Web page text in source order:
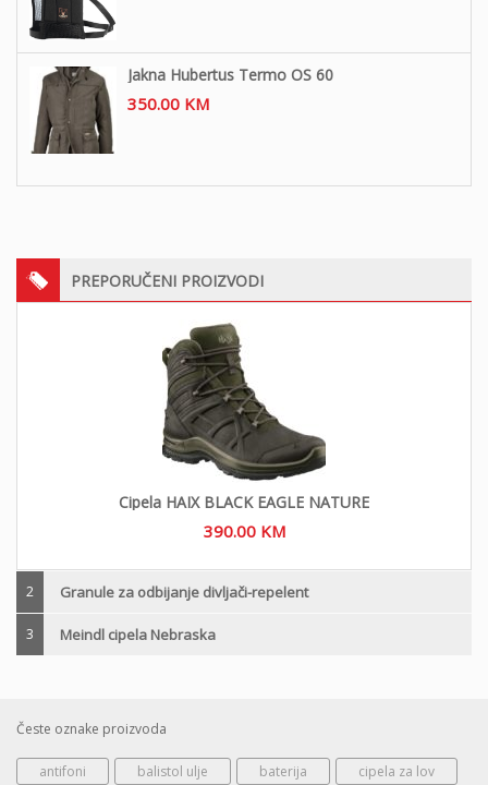
Jakna Hubertus Termo OS 60
350.00 KM
PREPORUČENI PROIZVODI
Cipela HAIX BLACK EAGLE NATURE
390.00 KM
2 Granule za odbijanje divljači-repelent
3 Meindl cipela Nebraska
Česte oznake proizvoda
antifoni balistol ulje baterija
cipela za lov